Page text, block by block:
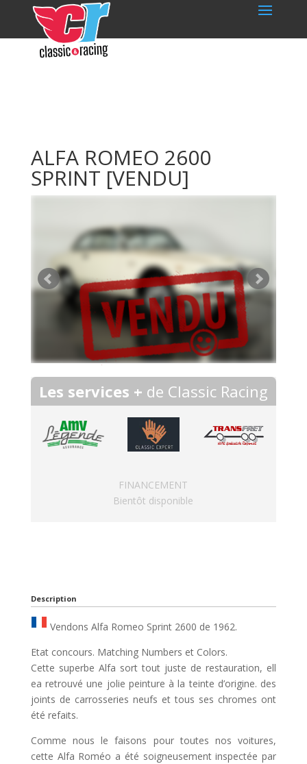
ALFA ROMEO 2600
SPRINT [VENDU]
Les services + de Classic Racing
FINANCEMENT
Bientôt disponible
Description
Vendons Alfa Romeo Sprint 2600 de 1962.
Etat concours. Matching Numbers et Colors.
Cette superbe Alfa sort tout juste de restauration, ell
ea retrouvé une jolie peinture à la teinte d’origine. des
joints de carrosseries neufs et tous ses chromes ont
été refaits.
Comme nous le faisons pour toutes nos voitures,
cette Alfa Roméo a été soigneusement inspectée par